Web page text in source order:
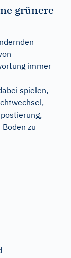
grünere
immer
spielen,
zu